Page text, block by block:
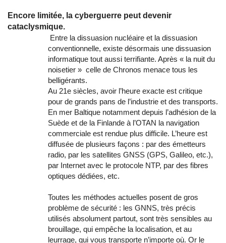
Encore limitée, la cyberguerre peut devenir
cataclysmique.
Entre la dissuasion nucléaire et la dissuasion
conventionnelle, existe désormais une dissuasion
informatique tout aussi terrifiante. Après « la nuit du
noisetier » celle de Chronos menace tous les
belligérants.
Au 21e siècles, avoir l’heure exacte est critique
pour de grands pans de l’industrie et des transports.
En mer Baltique notamment depuis l’adhésion de la
Suède et de la Finlande à l’OTAN la navigation
commerciale est rendue plus difficile. L’heure est
diffusée de plusieurs façons : par des émetteurs
radio, par les satellites GNSS (GPS, Galileo, etc.),
par Internet avec le protocole NTP, par des fibres
optiques dédiées, etc.
Toutes les méthodes actuelles posent de gros
problème de sécurité : les GNNS, très précis
utilisés absolument partout, sont très sensibles au
brouillage, qui empêche la localisation, et au
leurrage, qui vous transporte n’importe où. Or le